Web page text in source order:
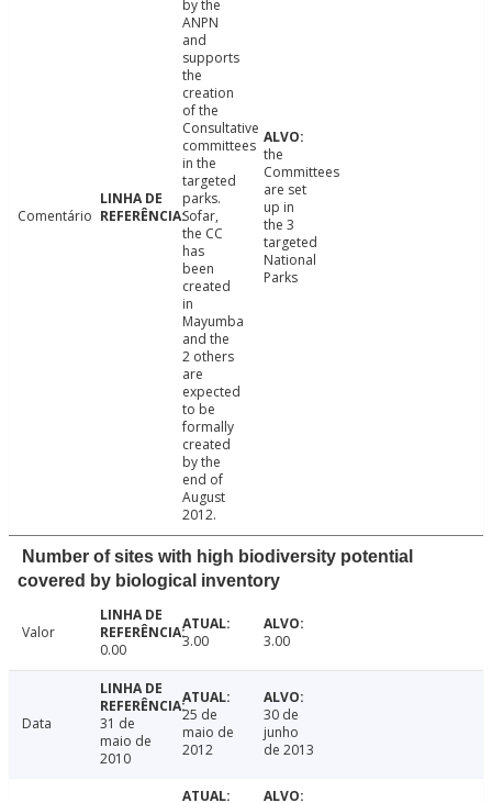
Comentário
by the
ANPN
and
supports
the
creation
of the
Consultative
committees
in the
targeted
parks.
Sofar,
the CC
has
been
created
in
Mayumba
and the
2 others
are
expected
to be
formally
created
by the
end of
August
2012.
the
Committees
are set
up in
the 3
targeted
National
Parks
Number of sites with high biodiversity potential
covered by biological inventory
Valor
0.00
3.00 3.00
Data
31 de
maio de
2010
25 de
maio de
2012
30 de
junho
de 2013